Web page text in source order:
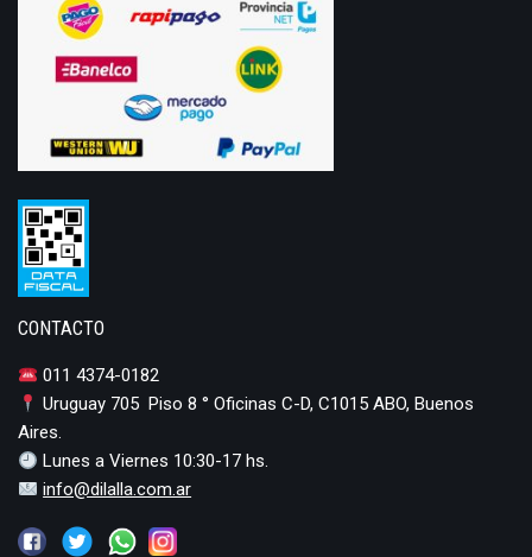
CONTACTO
011 4374-0182
Uruguay 705 Piso 8 ° Oficinas C-D, C1015 ABO, Buenos
Aires.
Lunes a Viernes 10:30-17 hs.
info@dilalla.com.ar